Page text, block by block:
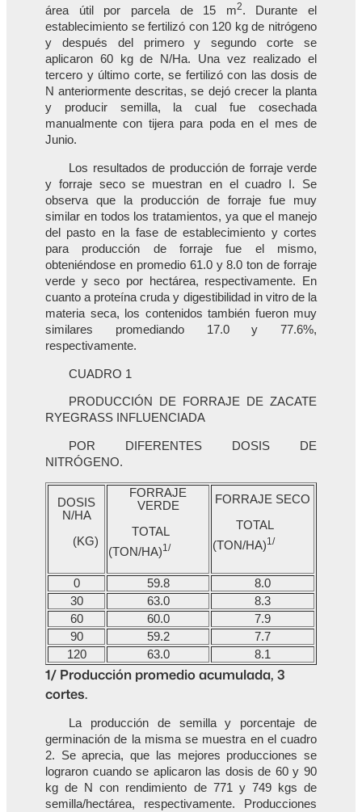
área útil por parcela de 15 m2. Durante el
establecimiento se fertilizó con 120 kg de nitrógeno
y después del primero y segundo corte se
aplicaron 60 kg de N/Ha. Una vez realizado el
tercero y último corte, se fertilizó con las dosis de
N anteriormente descritas, se dejó crecer la planta
y producir semilla, la cual fue cosechada
manualmente con tijera para poda en el mes de
Junio.
Los resultados de producción de forraje verde
y forraje seco se muestran en el cuadro I. Se
observa que la producción de forraje fue muy
similar en todos los tratamientos, ya que el manejo
del pasto en la fase de establecimiento y cortes
para producción de forraje fue el mismo,
obteniéndose en promedio 61.0 y 8.0 ton de forraje
verde y seco por hectárea, respectivamente. En
cuanto a proteína cruda y digestibilidad in vitro de la
materia seca, los contenidos también fueron muy
similares promediando 17.0 y 77.6%,
respectivamente.
CUADRO 1
PRODUCCIÓN DE FORRAJE DE ZACATE
RYEGRASS INFLUENCIADA
POR DIFERENTES DOSIS DE
NITRÓGENO.
DOSIS
N/HA
(KG)
FORRAJE
VERDE
TOTAL
(TON/HA)1/
FORRAJE SECO
TOTAL
(TON/HA)1/
0 59.8
8.0
30
63.0
8.3
60
60.0
7.9
90
59.2
7.7
120
63.0 8.1
1/ Producción promedio acumulada, 3
cortes.
La producción de semilla y porcentaje de
germinación de la misma se muestra en el cuadro
2. Se aprecia, que las mejores producciones se
lograron cuando se aplicaron las dosis de 60 y 90
kg de N con rendimiento de 771 y 749 kgs de
semilla/hectárea, respectivamente. Producciones